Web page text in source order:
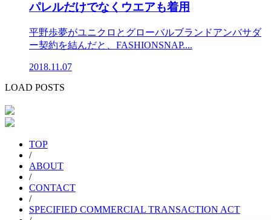
パレルだけでなくウエアも着用
平野歩夢がユニクロとグローバルブランドアンバサダ
ー契約を結んだと、FASHIONSNAP....
2018.11.07
LOAD POSTS
TOP
/
ABOUT
/
CONTACT
/
SPECIFIED COMMERCIAL TRANSACTION ACT